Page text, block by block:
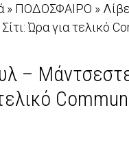
» ΠΟΔΟΣΦΑΙΡΟ »
Ώρα για τελικό
–